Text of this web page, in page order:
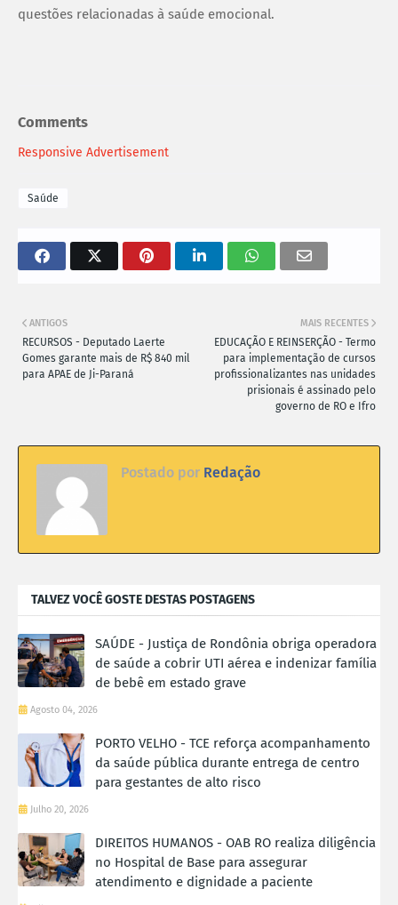
questões relacionadas à saúde emocional.
Comments
Responsive Advertisement
Saúde
MAIS RECENTES
EDUCAÇÃO E REINSERÇÃO - Termo
para implementação de cursos
profissionalizantes nas unidades
prisionais é assinado pelo
governo de RO e Ifro
ANTIGOS
RECURSOS - Deputado Laerte
Gomes garante mais de R$ 840 mil
para APAE de Ji-Paraná
Postado por Redação
TALVEZ VOCÊ GOSTE DESTAS POSTAGENS
SAÚDE - Justiça de Rondônia obriga operadora
de saúde a cobrir UTI aérea e indenizar família
de bebê em estado grave
Agosto 04, 2026
PORTO VELHO - TCE reforça acompanhamento
da saúde pública durante entrega de centro
para gestantes de alto risco
Julho 20, 2026
DIREITOS HUMANOS - OAB RO realiza diligência
no Hospital de Base para assegurar
atendimento e dignidade a paciente